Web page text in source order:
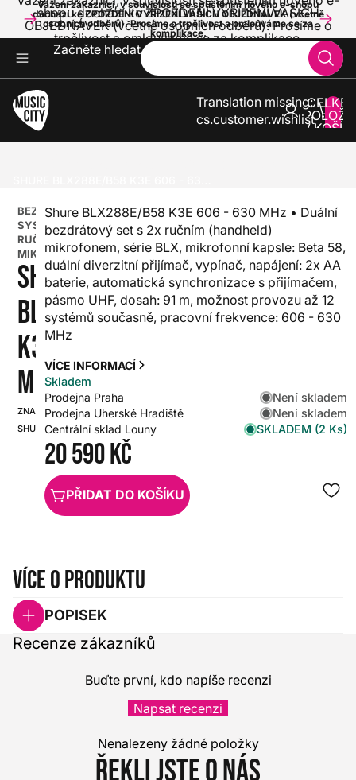
Vážení zákazníci, v souvislosti se spuštěním nového e-shopu
dochází ke ZPOŽDĚNÍ VYŘÍZENÍ VAŠICH OBJEDNÁVEK (včetně
osobních odběrů). Prosíme o trpělivost a omlouváme se za
komplikace.
shopu dochází ke ZPOŽDĚNÍ VYŘÍZENÍ VAŠICH
OBJEDNÁVEK (včetně osobních odběrů). Prosíme o
trpělivost a omlouváme se za komplikace.
Začněte hledat
Translation missing:
cs.customer.wishlist
V
0
BEZDRÁTOVÉ
SYSTÉMY S
RUČNÍM
MIKROFONEM
SHURE
BLX288E/B58
K3E 606 - 630
MHZ
ZNAČKA:
SHURE
SKU:
HX0000000035559
Shure BLX288E/B58 K3E 606 - 630 MHz • Duální
bezdrátový set s 2x ručním (handheld)
mikrofonem, série BLX, mikrofonní kapsle: Beta 58,
duální diverzitní přijímač, vypínač, napájení: 2x AA
baterie, automatická synchronizace s přijímačem,
pásmo UHF, dosah: 91 m, možnost provozu až 12
systémů současně, pracovní frekvence: 606 - 630
MHz
VÍCE INFORMACÍ
Skladem
Prodejna Praha
Není skladem
Prodejna Uherské Hradiště
Není skladem
Centrální sklad Louny
SKLADEM (2 Ks)
20 590 Kč
PŘIDAT DO KOŠÍKU
Více o produktu
POPISEK
Recenze zákazníků
Buďte první, kdo napíše recenzi
Napsat recenzi
Nenalezeny žádné položky
Řekli jste o nás